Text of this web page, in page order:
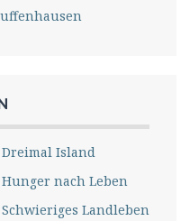
Dreimal Island
Hunger nach Leben
Schwieriges Landleben